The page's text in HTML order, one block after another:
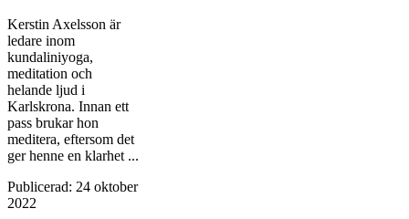
Kerstin Axelsson är
ledare inom
kundaliniyoga,
meditation och
helande ljud i
Karlskrona. Innan ett
pass brukar hon
meditera, eftersom det
ger henne en klarhet ...
Publicerad: 24 oktober
2022